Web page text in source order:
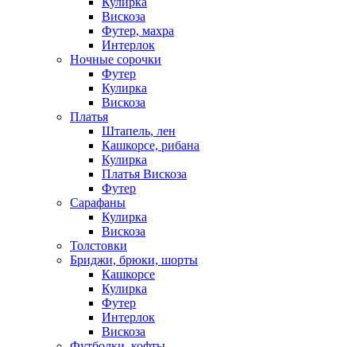
Вискоза
Футер, махра
Интерлок
Ночные сорочки
Футер
Кулирка
Вискоза
Платья
Штапель, лен
Кашкорсе, рибана
Кулирка
Платья Вискоза
Футер
Сарафаны
Кулирка
Вискоза
Толстовки
Бриджи, брюки, шорты
Кашкорсе
Кулирка
Футер
Интерлок
Вискоза